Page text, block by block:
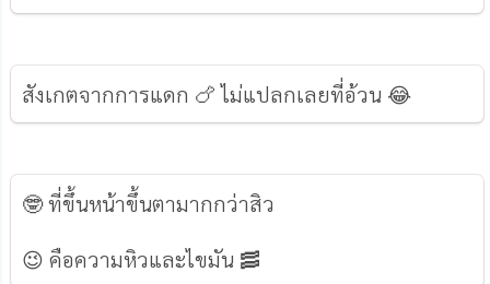
สังเกตจากการแดก 🍗 ไม่แปลกเลยที่อ้วน 😂
🤓 ที่ขึ้นหน้าขึ้นตามากกว่าสิว
😉 คือความหิวและไขมัน 🥓